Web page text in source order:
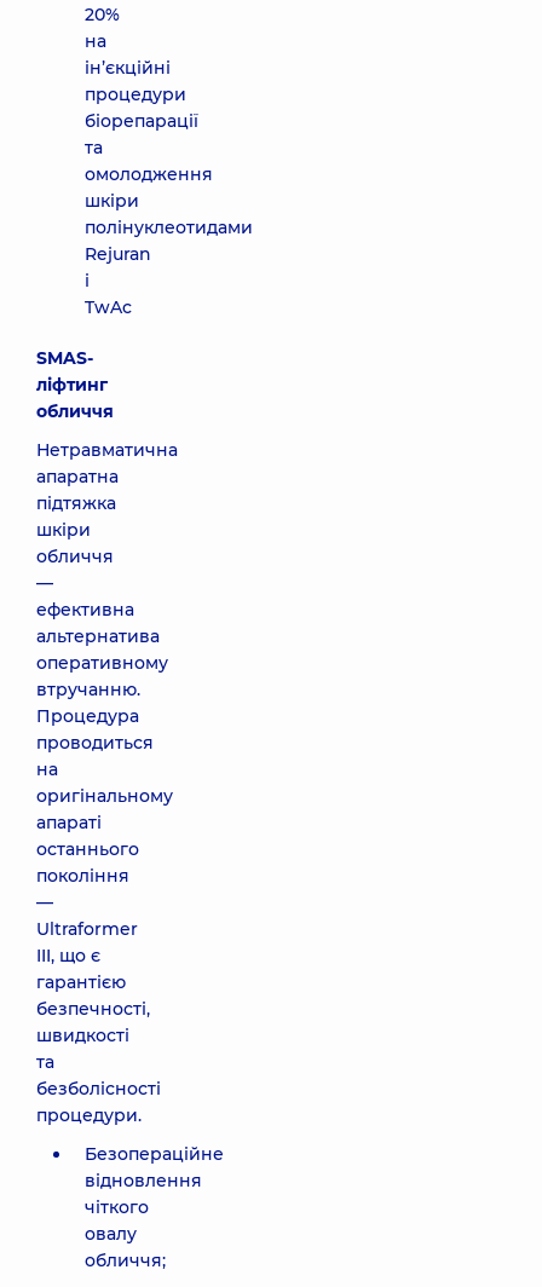
20%
на
ін’єкційні
процедури
біорепарації
та
омолодження
шкіри
полінуклеотидами
Rejuran
і
TwAc
SMAS-
ліфтинг
обличчя
Нетравматична
апаратна
підтяжка
шкіри
обличчя
—
ефективна
альтернатива
оперативному
втручанню.
Процедура
проводиться
на
оригінальному
апараті
останнього
покоління
—
Ultraformer
III, що є
гарантією
безпечності,
швидкості
та
безболісності
процедури.
Безопераційне
відновлення
чіткого
овалу
обличчя;